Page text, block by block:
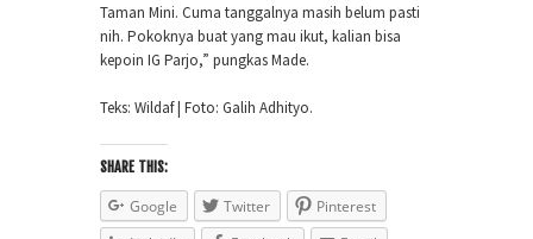
Taman Mini. Cuma tanggalnya masih belum pasti
nih. Pokoknya buat yang mau ikut, kalian bisa
kepoin IG Parjo,” pungkas Made.
Teks: Wildaf | Foto: Galih Adhityo.
SHARE THIS:
Google Twitter
Pinterest